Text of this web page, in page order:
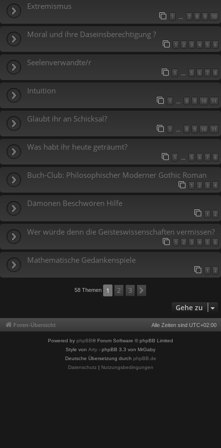
Extremismus
1 7 8 9 10
Moral und ihre Daseinsberechtigung ?
1 2 3 4 5 6
Seelenverwandte/r
1 … 5 6 7 8
Intuition
1 … 8 9 10 11
Glaubt ihr an Schicksal?
1 … 8 9 10 11
Was habt ihr heute geträumt?
1 … 5 6 7 8
Buch-Club: Philosophischer Moderner Gothic Roman
1 2 3 4
Dämonen Beschwören Hilfe
1 2
Wer würde denn die Geisteswissenschaften vermissen?
1 2 3 4 5 6
Mathematische Gedankenspiele
1 2
58 Themen 1 2 3
Gehe zu
Foren-Übersicht Alle Zeiten sind UTC+02:00
Powered by phpBB® Forum Software © phpBB Limited
Style von Arty - phpBB 3.3 von MrGaby
Deutsche Übersetzung durch phpBB.de
Datenschutz| Nutzungsbedingungen